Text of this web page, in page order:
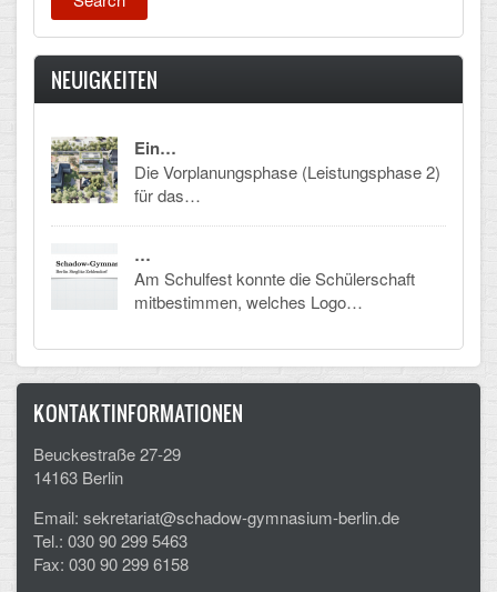
NEUIGKEITEN
Ein…
Die Vorplanungsphase (Leistungsphase 2)
für das…
…
Am Schulfest konnte die Schülerschaft
mitbestimmen, welches Logo…
KONTAKTINFORMATIONEN
Beuckestraße 27-29
14163 Berlin
Email: sekretariat@schadow-gymnasium-berlin.de
Tel.: 030 90 299 5463
Fax: 030 90 299 6158